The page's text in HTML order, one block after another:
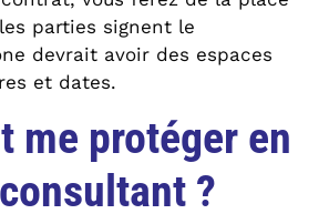
parties signent le
devrait avoir des espaces
et dates.
me protéger en
?